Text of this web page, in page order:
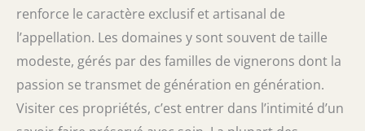
renforce le caractère exclusif et artisanal de
l’appellation. Les domaines y sont souvent de taille
modeste, gérés par des familles de vignerons dont la
passion se transmet de génération en génération.
Visiter ces propriétés, c’est entrer dans l’intimité d’un